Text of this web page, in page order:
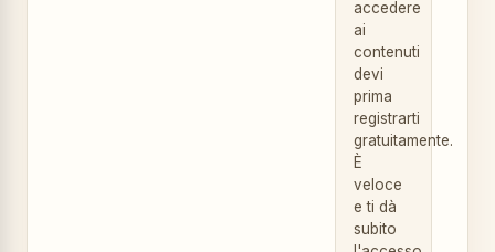
accedere
ai
contenuti
devi
prima
registrarti
gratuitamente.
È
veloce
e ti dà
subito